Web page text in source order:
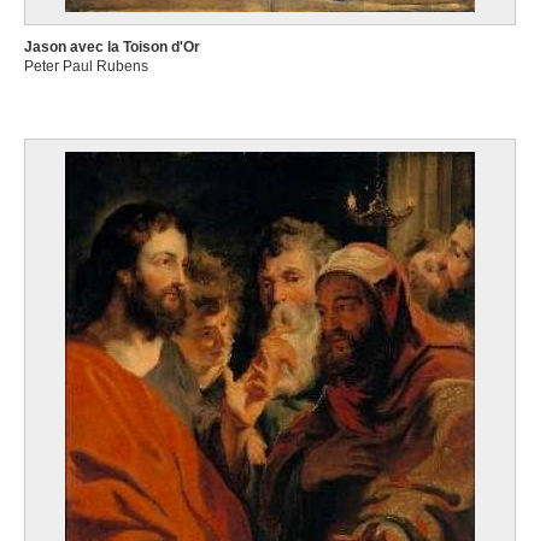
Jason avec la Toison d'Or
Peter Paul Rubens